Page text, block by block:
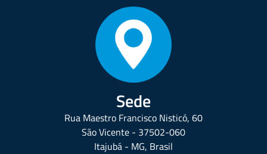
Sede
Rua Maestro Francisco Nisticó, 60
São Vicente - 37502-060
Itajubá - MG, Brasil